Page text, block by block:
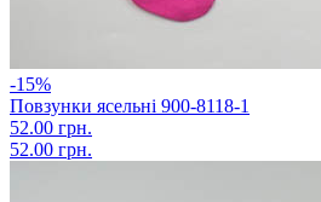
-15%
Повзунки ясельні 900-8118-1
52.00 грн.
52.00 грн.